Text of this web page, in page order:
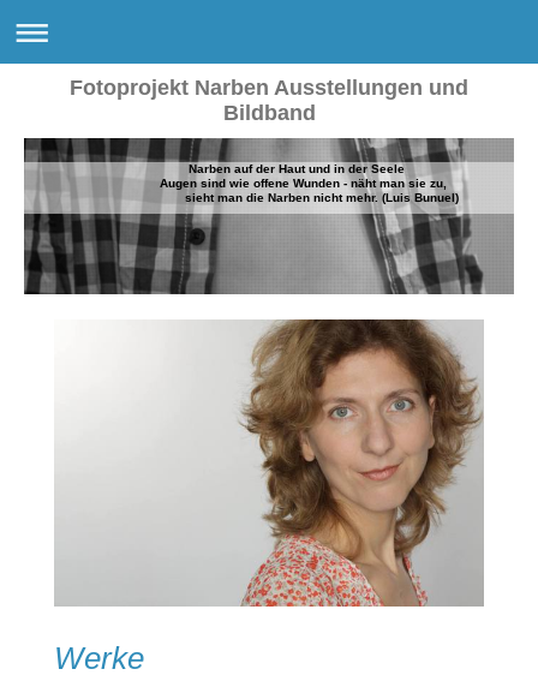
Fotoprojekt Narben Ausstellungen und
Bildband
Narben auf der Haut und in der Seele
Augen sind wie offene Wunden - näht man sie zu,
sieht man die Narben nicht mehr. (Luis Bunuel)
Werke